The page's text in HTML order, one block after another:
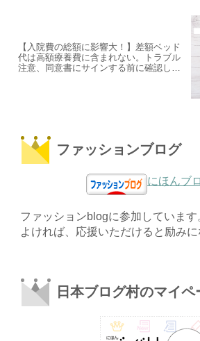
【入院費の総額に影響大！】差額ベッド
代は高額療養費に含まれない。トラブル
注意、同意書にサインする前に確認して
ファッションブログ
にほんブ
ファッションblogに参加しています
よければ、応援いただけると励みに
日本ブログ村のマイペ